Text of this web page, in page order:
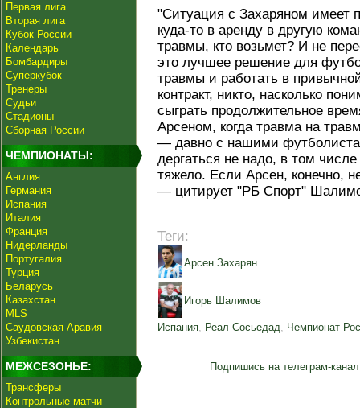
Первая лига
Вторая лига
Кубок России
Календарь
Бомбардиры
Суперкубок
Тренеры
Судьи
Стадионы
Сборная России
ЧЕМПИОНАТЫ:
Англия
Германия
Испания
Италия
Франция
Нидерланды
Португалия
Турция
Беларусь
Казахстан
MLS
Саудовская Аравия
Узбекистан
МЕЖСЕЗОНЬЕ:
Трансферы
Контрольные матчи
"Ситуация с Захаряном имеет
куда-то в аренду в другую
травмы, кто возьмет? И не
это лучшее решение для
травмы и работать в
контракт, никто, насколько
сыграть продолжительное
Арсеном, когда травма на
— давно с нашими
дергаться не надо, в том
тяжело. Если Арсен, конечно,
— цитирует "РБ Спорт"
Теги:
Арсен Захарян
Игорь Шалимов
Испания, Реал Сосьедад, Чемпионат
Подпишись на телеграм-